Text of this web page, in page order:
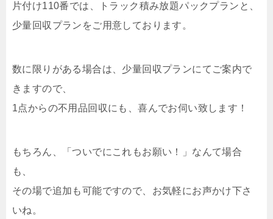
片付け110番では、トラック積み放題パックプランと、
少量回収プランをご用意しております。
数に限りがある場合は、少量回収プランにてご案内で
きますので、
1点からの不用品回収にも、喜んでお伺い致します！
もちろん、「ついでにこれもお願い！」なんて場合
も、
その場で追加も可能ですので、お気軽にお声かけ下さ
いね。